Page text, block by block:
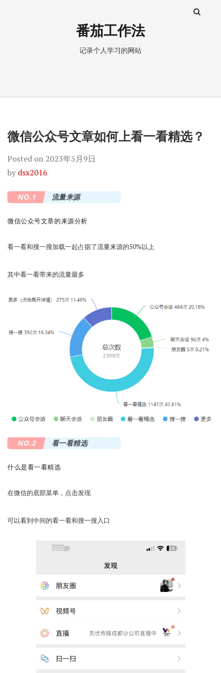
番茄工作法
记录个人学习的网站
微信公众号文章如何上看一看精选？
Posted on 2023年5月9日
by dsx2016
NO.1 流量来源
微信公众号文章的来源分析
看一看和搜一搜加载一起占据了流量来源的50%以上
其中看一看带来的流量最多
NO.2 看一看精选
什么是看一看精选
在微信的底部菜单，点击发现
可以看到中间的看一看和搜一搜入口